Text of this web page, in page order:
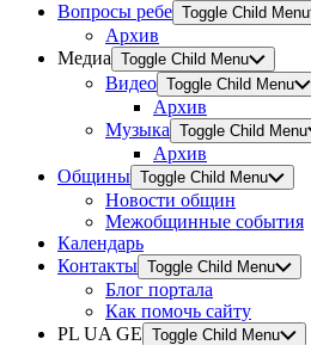
Вопросы ребе Toggle Child Menu
Архив
Медиа Toggle Child Menu
Видео Toggle Child Menu
Архив
Музыка Toggle Child Menu
Архив
Общины Toggle Child Menu
Новости общин
Межобщинные события
Календарь
Контакты Toggle Child Menu
Блог портала
Как помочь сайту
PL UA GE Toggle Child Menu